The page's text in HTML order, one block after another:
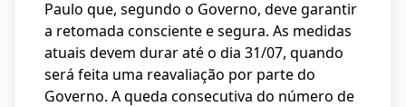
Paulo que, segundo o Governo, deve garantir
a retomada consciente e segura. As medidas
atuais devem durar até o dia 31/07, quando
será feita uma reavaliação por parte do
Governo. A queda consecutiva do número de